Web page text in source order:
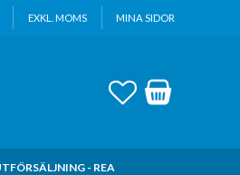
EXKL. MOMS MINA SIDOR
FAVORITER
KUNDVAGN
- REA